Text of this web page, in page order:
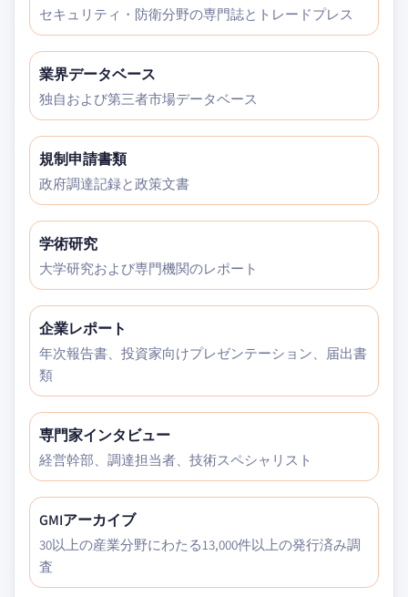
セキュリティ・防衛分野の専門誌とトレードプレス
業界データベース
独自および第三者市場データベース
規制申請書類
政府調達記録と政策文書
学術研究
大学研究および専門機関のレポート
企業レポート
年次報告書、投資家向けプレゼンテーション、届出書
類
専門家インタビュー
経営幹部、調達担当者、技術スペシャリスト
GMIアーカイブ
30以上の産業分野にわたる13,000件以上の発行済み調
査